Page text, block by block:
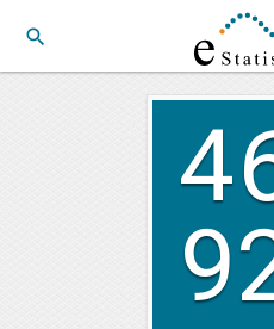
search